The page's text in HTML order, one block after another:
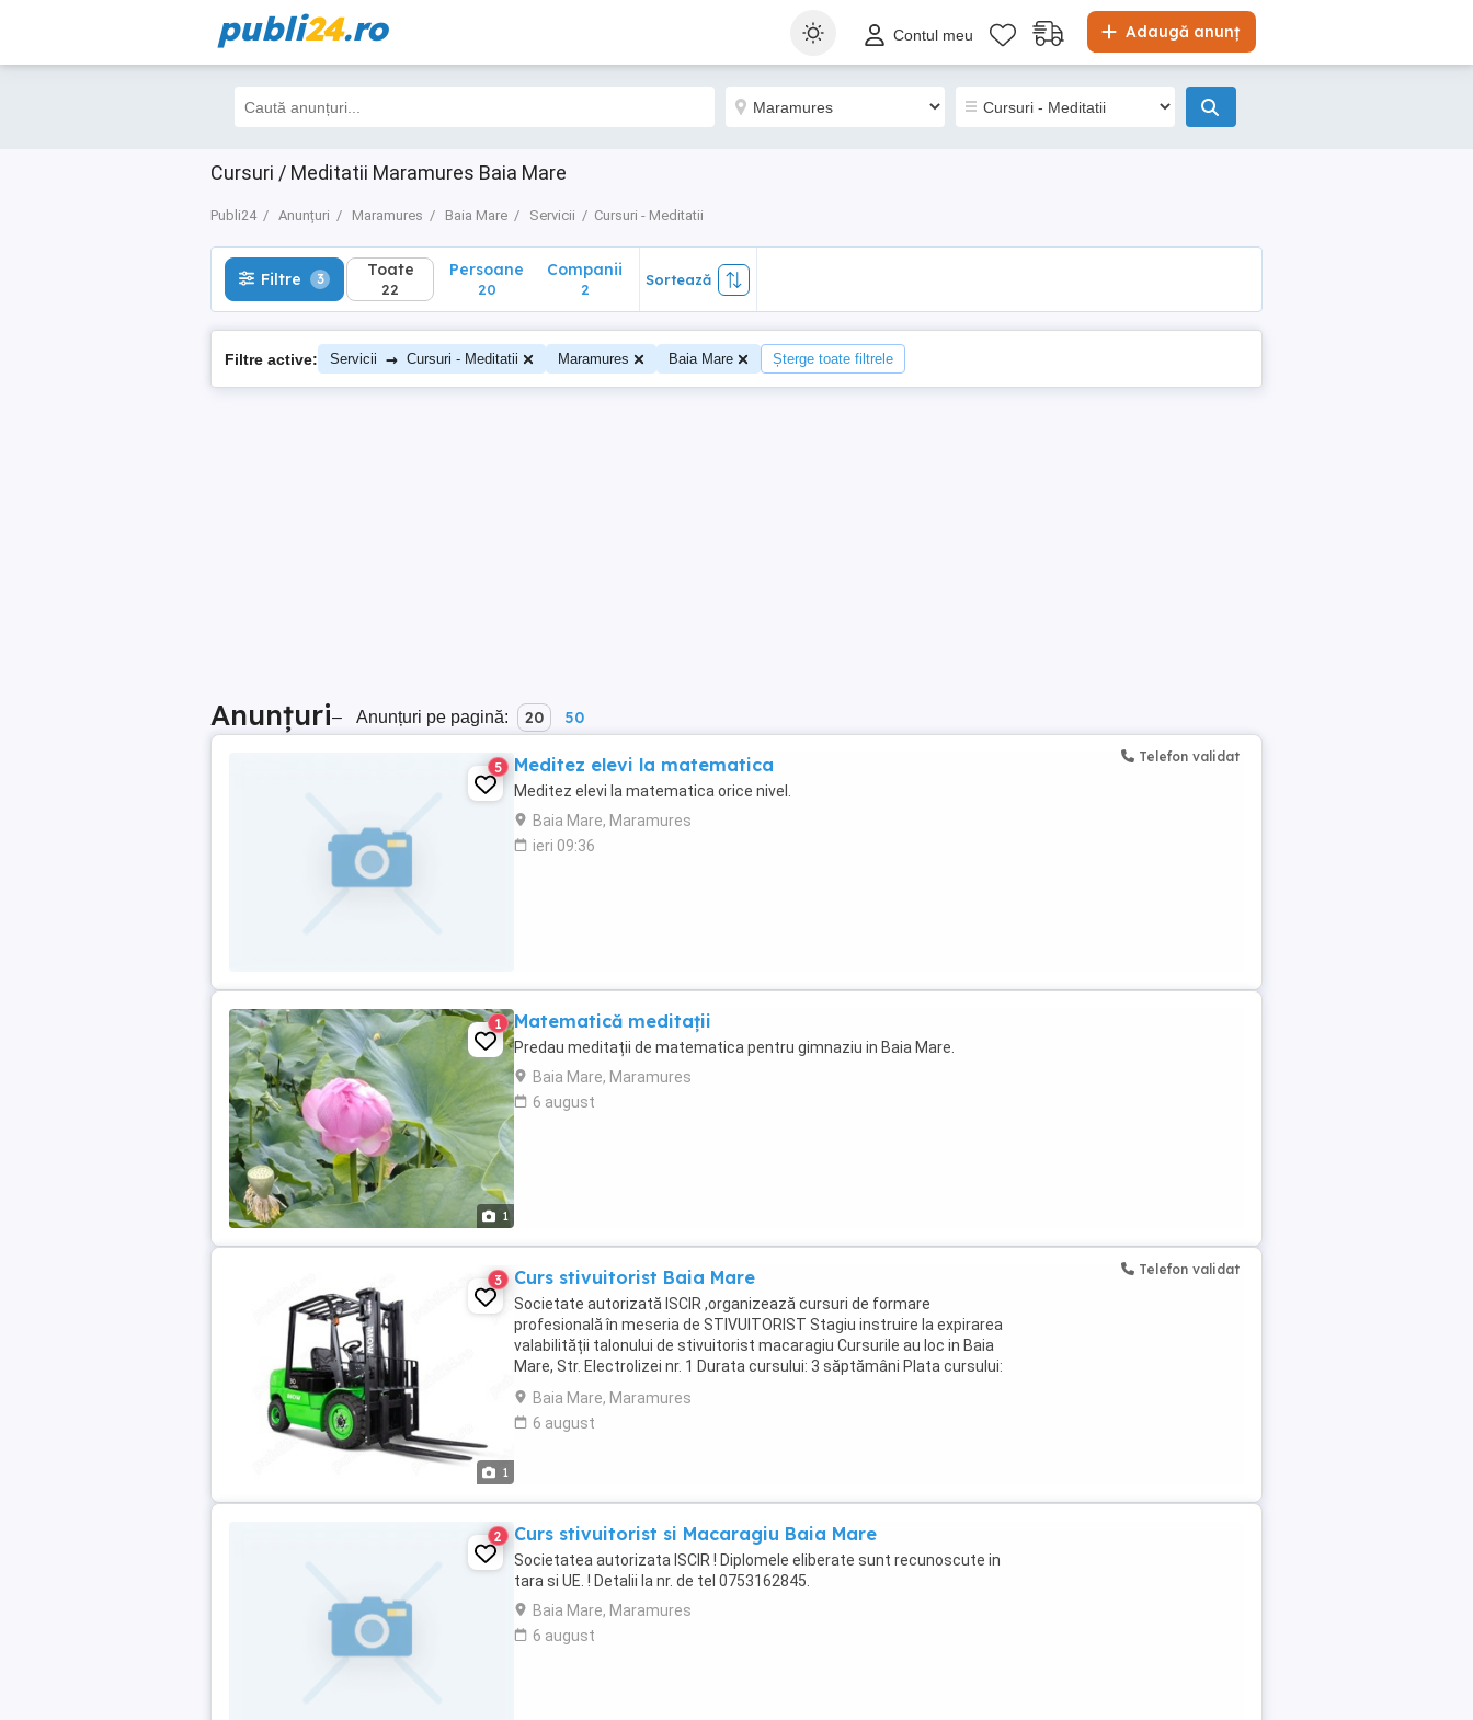
publi24.ro Adaugă anunț
Contul meu
Cursuri / Meditatii Maramures Baia Mare
Publi24 Anunțuri Maramures Baia Mare Servicii Cursuri - Meditatii
Filtre 3 Toate
22
Filtre 3 Toate
22
Persoane
20
Companii
2
Sortează
Filtre active: Servicii → Cursuri - Meditatii Maramures Baia Mare Șterge toate filtrele
Anunțuri– Anunțuri pe pagină: 20 50
5 Meditez elevi la matematica
Meditez elevi la matematica orice nivel.
Baia Mare, Maramures
ieri 09:36
Telefon validat
1
1 Matematică meditații
Predau meditații de matematica pentru gimnaziu in Baia Mare.
Baia Mare, Maramures
6 august
1
3 Curs stivuitorist Baia Mare
Societate autorizată ISCIR ,organizează cursuri de formare
profesională în meseria de STIVUITORIST Stagiu instruire la expirarea
valabilității talonului de stivuitorist macaragiu Cursurile au loc in Baia
Mare, Str. Electrolizei nr. 1 Durata cursului: 3 săptămâni Plata cursului:
1500 lei (toate ...
Baia Mare, Maramures
6 august
Telefon validat
2 Curs stivuitorist si Macaragiu Baia Mare
Societatea autorizata ISCIR ! Diplomele eliberate sunt recunoscute in
tara si UE. ! Detalii la nr. de tel 0753162845.
Baia Mare, Maramures
6 august